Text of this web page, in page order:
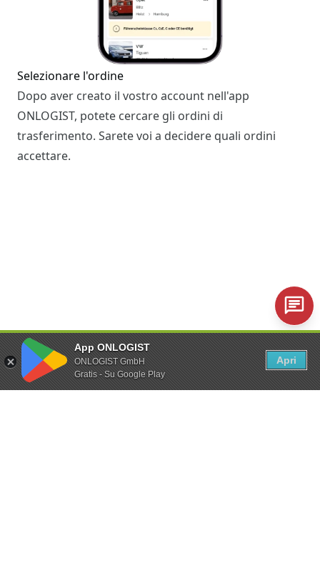
App ONLOGIST
ONLOGIST GmbH
Gratis - Su Google Play
Apri
Selezionare l'ordine
Dopo aver creato il vostro account nell'app
ONLOGIST, potete cercare gli ordini di
trasferimento. Sarete voi a decidere quali ordini
accettare.
Trasferimento di un veicolo
Il giorno del trasferimento, si ritira il veicolo nel
luogo di partenza. Con l'app si registra il ritiro, si